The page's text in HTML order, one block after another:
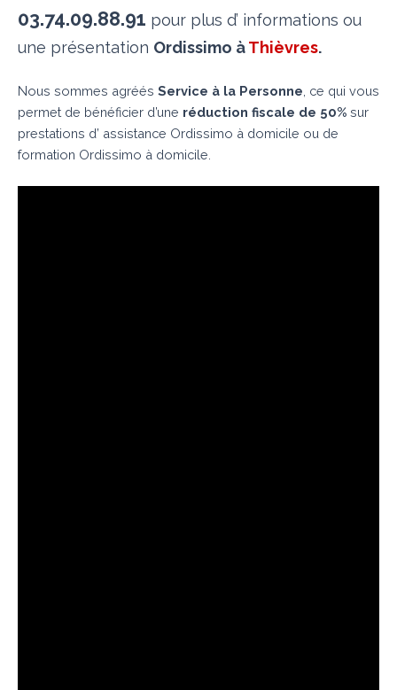
03.74.09.88.91 pour plus d’ informations ou
une présentation Ordissimo àThièvres.
Nous sommes agréés Service à la Personne , ce qui vous
permet de bénéficier d’une réduction fiscale de 50% sur
prestations d’ assistance Ordissimo à domicile ou de
formation Ordissimo à domicile.